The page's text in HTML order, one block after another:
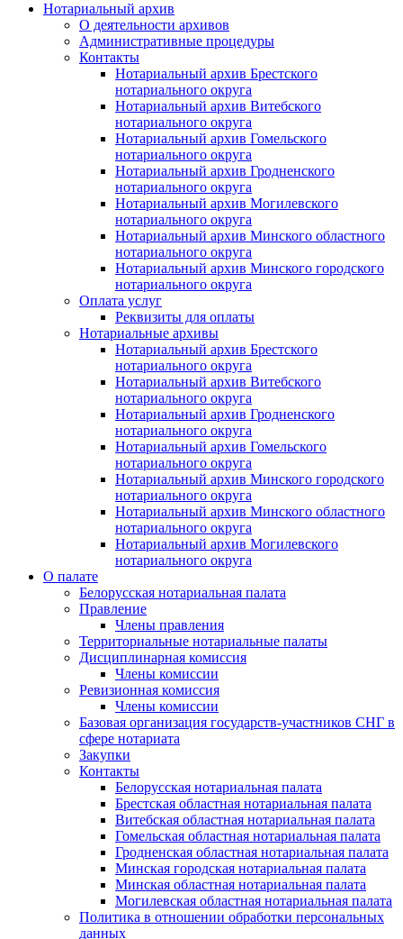
Нотариальный архив
О деятельности архивов
Административные процедуры
Контакты
Нотариальный архив Брестского
нотариального округа
Нотариальный архив Витебского
нотариального округа
Нотариальный архив Гомельского
нотариального округа
Нотариальный архив Гродненского
нотариального округа
Нотариальный архив Могилевского
нотариального округа
Нотариальный архив Минского областного
нотариального округа
Нотариальный архив Минского городского
нотариального округа
Оплата услуг
Реквизиты для оплаты
Нотариальные архивы
Нотариальный архив Брестского
нотариального округа
Нотариальный архив Витебского
нотариального округа
Нотариальный архив Гродненского
нотариального округа
Нотариальный архив Гомельского
нотариального округа
Нотариальный архив Минского городского
нотариального округа
Нотариальный архив Минского областного
нотариального округа
Нотариальный архив Могилевского
нотариального округа
О палате
Белорусская нотариальная палата
Правление
Члены правления
Территориальные нотариальные палаты
Дисциплинарная комиссия
Члены комиссии
Ревизионная комиссия
Члены комиссии
Базовая организация государств-участников СНГ в
сфере нотариата
Закупки
Контакты
Белорусская нотариальная палата
Брестская областная нотариальная палата
Витебская областная нотариальная палата
Гомельская областная нотариальная палата
Гродненская областная нотариальная палата
Минская городская нотариальная палата
Минская областная нотариальная палата
Могилевская областная нотариальная палата
Политика в отношении обработки персональных
данных